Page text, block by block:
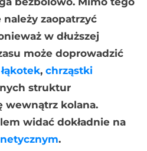
należy zaopatrzyć
w dłuższej
może doprowadzić
, chrząstki
struktur
wewnątrz kolana.
widać dokładnie na
.